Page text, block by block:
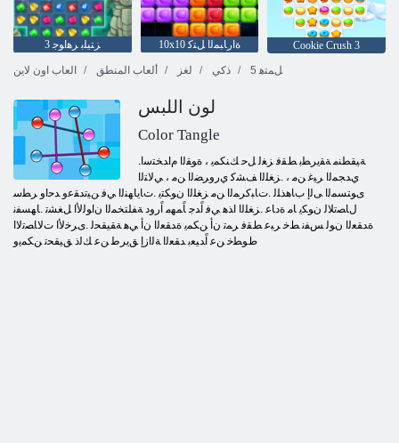
3 ﺰﺘﻴﻠﺑ ﺮﻫﺍﻮﺟ 10x10 ﺓﺍﺭﺎﺒﻤﻟﺍ ﻞﺘﻛ
Cookie Crush 3
العاب اون لاين
ألعاب المنطق لغز ذكي 5 ﻞﻤﺘﻫ
لون اللبس
Color Tangle
.ﺔﻴﻘﻄﻨﻣ ﺔﻘﻳﺮﻄﺑ ﻂﻘﻓ ﺰﻐﻟ ﻞﺣ ﻚﻨﻜﻤﻳ ، ﺓﻮﻘﻟﺍ ﻡﺍﺪﺨﺘﺳﺍ
ﻱﺪﺠﻤﻟﺍ ﺮﻴﻏ ﻦﻣ ، .ﺰﻐﻠﻟﺍ ﻒﺸﻛ ﻱﺭﻭﺮﻀﻟﺍ ﻦﻣ ، ﻲﻟﺎﺘﻟﺍ
ﻯﻮﺘﺴﻤﻟﺍ ﻰﻟﺇ ﺏﺎﻫﺬﻠﻟ .ﺕﺎﺒﻛﺮﻤﻟﺍ ﻦﻣ ﺰﻐﻠﻟﺍ ﻥﻮﻜﺘﻳ .ﺕﺎﻳﺎﻬﻨﻟﺍ ﻲﻓ ﻦﻴﺗﺪﻘﻋﻭ ﺪﺣﺍﻭ ﺮﻄﺳ
ﻝﺎﺼﺗﻼ ﻟ ﻥﻮﻜﻳ ﺎﻣ ﺓﺩﺎﻋ .ﺰﻐﻠﻟﺍ ﺍﺬﻫ ﻲﻓ ﺍًﺪﺟ ﺎًﻤﻬﻣ ﺍًﺭﻭﺩ ﺔﻔﻠﺘﺨﻤﻟﺍ ﻥﺍﻮﻟﻷ ﺍ ﻞﻐﺸﺗ .ﺎﻬﺴﻔﻧ
ﺓﺪﻘﻌﻟﺍ ﻥﻮﻟ ﺲﻔﻧ ﻂﺧ ﺮﺒﻋ ﻂﻘﻓ ﺮﻤﺗ ﻥﺃ ﻦﻜﻤﻳ ﺓﺪﻘﻌﻟﺍ ﻥﺃ ﻲﻫ ﺔﻘﻴﻘﺤﻟ .ﻯﺮﺧﻷ ﺍ ﺕﻻ ﺎﺼﺗﻻ ﺍ
ﻁﻮﻄﺧ ﻦﻋ ﺍًﺪﻴﻌﺑ ﺪﻘﻌﻟﺍ ﺔﻟﺍﺯﺇ ﻖﻳﺮﻃ ﻦﻋ ﻚﻟﺫ ﻖﻴﻘﺤﺗ ﻦﻜﻤﻳﻭ